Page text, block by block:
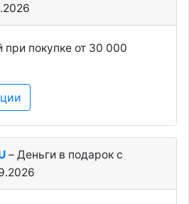
покупке от 30 000
– Деньги в подарок c